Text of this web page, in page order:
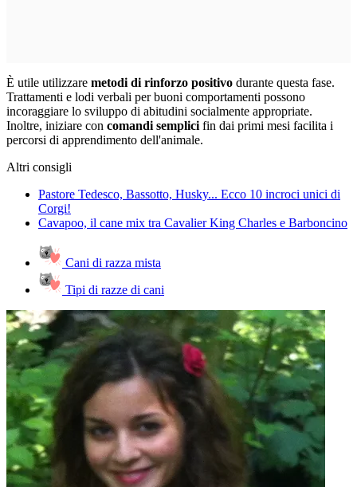
È utile utilizzare metodi di rinforzo positivo durante questa fase.
Trattamenti e lodi verbali per buoni comportamenti possono
incoraggiare lo sviluppo di abitudini socialmente appropriate.
Inoltre, iniziare con comandi semplici fin dai primi mesi facilita i
percorsi di apprendimento dell'animale.
Altri consigli
Pastore Tedesco, Bassotto, Husky... Ecco 10 incroci unici di
Corgi!
Cavapoo, il cane mix tra Cavalier King Charles e Barboncino
Cani di razza mista
Tipi di razze di cani